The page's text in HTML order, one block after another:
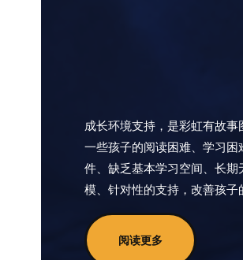
成长环境支持，是彩虹有故
一些孩子的阅读困难、学习
件、缺乏基本学习空间、长
模、针对性的支持，改善孩子
阅读更多